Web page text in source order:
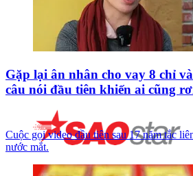
Gặp lại ân nhân cho vay 8 chỉ
câu nói đầu tiên khiến ai cũng
Cuộc gọi video đầu tiên sau 17 năm tắc
nước mắt.